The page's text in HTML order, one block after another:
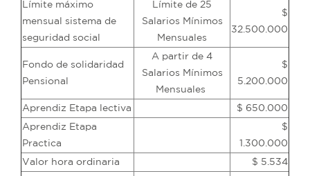
Límite máximo
mensual sistema de
seguridad social
Límite de 25
Salarios Mínimos
Mensuales
$
32.500.000
Fondo de solidaridad
Pensional
A partir de 4
Salarios Mínimos
Mensuales
$
5.200.000
Aprendiz Etapa lectiva $ 650.000
Aprendiz Etapa
Practica
$
1.300.000
Valor hora ordinaria $ 5.534